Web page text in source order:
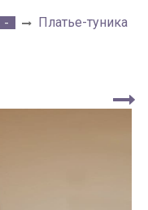
- Платье-туника